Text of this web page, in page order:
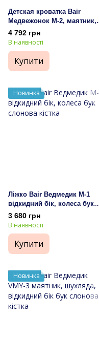
Детская кроватка Bair
Медвежонок M-2, маятник,
откидной бок, бук, серая
4 792 грн
В наявності
Купити
Новинка
Ліжко Bair Ведмедик M-1
відкидний бік, колеса бук
слонова кістка
3 680 грн
В наявності
Купити
Новинка